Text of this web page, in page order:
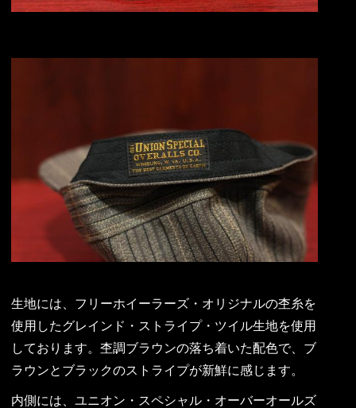
生地には、フリーホイーラーズ・オリジナルの杢糸を
使用したグレインド・ストライプ・ツイル生地を使用
しております。杢調ブラウンの落ち着いた配色で、ブ
ラウンとブラックのストライプが新鮮に感じます。
内側には、ユニオン・スペシャル・オーバーオールズ